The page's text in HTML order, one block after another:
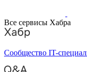
Все сервисы Хабра
Сообщество IT-